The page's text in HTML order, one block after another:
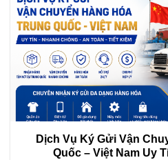
Dịch Vụ Ký Gửi Vận
Quốc – Việt Nam Uy